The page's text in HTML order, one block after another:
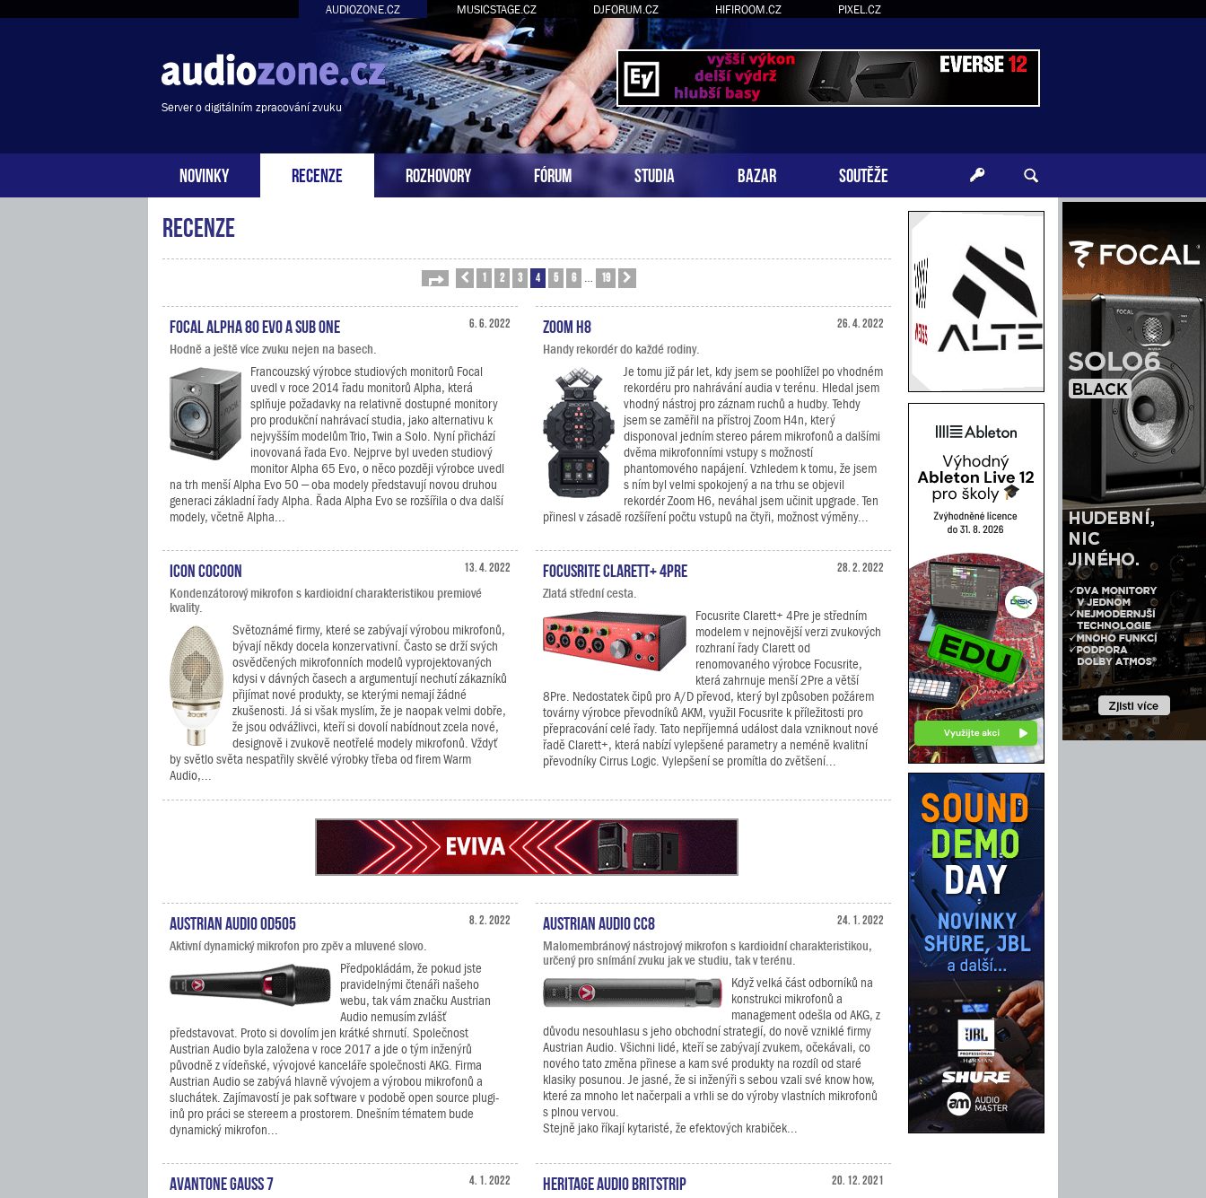
AUDIOZONE.CZ MUSICSTAGE.CZ DJFORUM.CZ HIFIROOM.CZ PIXEL.CZ
Server o digitálním zpracování zvuku
NOVINKY RECENZE ROZHOVORY FÓRUM STUDIA BAZAR SOUTĚŽE
Recenze
Stránka zPředchozí
1 2 3 4 5 6 19
6. 6. 2022
Focal Alpha 80 Evo a Sub One
Hodně a ještě více zvuku nejen na basech.
Francouzský výrobce studiových monitorů Focal
uvedl v roce 2014 řadu monitorů Alpha, která
splňuje požadavky na relativně dostupné monitory
pro produkční nahrávací studia, jako alternativu k
nejvyšším modelům Trio, Twin a Solo. Nyní přichází
inovovaná řada Evo. Nejprve byl uveden studiový
monitor Alpha 65 Evo, o něco později výrobce uvedl
na trh menší Alpha Evo 50 – oba modely představují novou druhou
generaci základní řady Alpha. Řada Alpha Evo se rozšířila o dva další
modely, včetně Alpha...
26. 4. 2022
Zoom H8
Handy rekordér do každé rodiny.
Je tomu již pár let, kdy jsem se poohlížel po vhodném
rekordéru pro nahrávání audia v terénu. Hledal jsem
vhodný nástroj pro záznam ruchů a hudby. Tehdy
jsem se zaměřil na přístroj Zoom H4n, který
disponoval jedním stereo párem mikrofonů a dalšími
dvěma mikrofonními vstupy s možností
phantomového napájení. Vzhledem k tomu, že jsem
s ním byl velmi spokojený a na trhu se objevil
rekordér Zoom H6, neváhal jsem učinit upgrade. Ten
přinesl v zásadě rozšíření počtu vstupů na čtyři, možnost výměny...
13. 4. 2022
iCON Cocoon
Kondenzátorový mikrofon s kardioidní charakteristikou premiové
kvality.
Světoznámé firmy, které se zabývají výrobou mikrofonů,
bývají někdy docela konzervativní. Často se drží svých
osvědčených mikrofonních modelů vyprojektovaných
kdysi v dávných časech a argumentují nechutí zákazníků
přijímat nové produkty, se kterými nemají žádné
zkušenosti. Já si však myslím, že je naopak velmi dobře,
že jsou odvážlivci, kteří si dovolí nabídnout zcela nové,
designově i zvukově neotřelé modely mikrofonů. Vždyť
by světlo světa nespatřily skvělé výrobky třeba od firem Warm
Audio,...
28. 2. 2022
Focusrite Clarett+ 4Pre
Zlatá střední cesta.
Focusrite Clarett+ 4Pre je středním
modelem v nejnovější verzi zvukových
rozhraní řady Clarett od
renomovaného výrobce Focusrite,
která zahrnuje menší 2Pre a větší
8Pre. Nedostatek čipů pro A/D převod, který byl způsoben požárem
továrny výrobce převodníků AKM, využil Focusrite k příležitosti pro
přepracování celé řady. Tato nepříjemná událost dala vzniknout nové
řadě Clarett+, která nabízí vylepšené parametry a neméně kvalitní
převodníky Cirrus Logic. Vylepšení se promítla do zvětšení...
8. 2. 2022
Austrian Audio OD505
Aktivní dynamický mikrofon pro zpěv a mluvené slovo.
Předpokládám, že pokud jste
pravidelnými čtenáři našeho
webu, tak vám značku Austrian
Audio nemusím zvlášť
představovat. Proto si dovolím jen krátké shrnutí. Společnost
Austrian Audio byla založena v roce 2017 a jde o tým inženýrů
původně z vídeňské, vývojové kanceláře společnosti AKG. Firma
Austrian Audio se zabývá hlavně vývojem a výrobou mikrofonů a
sluchátek. Zajímavostí je pak software v podobě open source plugi-
inů pro práci se stereem a prostorem. Dnešním tématem bude
dynamický mikrofon...
24. 1. 2022
Austrian Audio CC8
Malomembránový nástrojový mikrofon s kardioidní charakteristikou,
určený pro snímání zvuku jak ve studiu, tak v terénu.
Když velká část odborníků na
konstrukci mikrofonů a
management odešla od AKG, z
důvodu nesouhlasu s jeho obchodní strategií, do nově vzniklé firmy
Austrian Audio. Všichni lidé, kteří se zabývají zvukem, očekávali, co
nového tato změna přinese a kam své produkty na rozdíl od staré
klasiky posunou. Je jasné, že si inženýři s sebou vzali své know how,
které za mnoho let načerpali a vrhli se do výroby vlastních mikrofonů
s plnou vervou.
Stejně jako říkají kytaristé, že efektových krabiček...
4. 1. 2022
Avantone Gauss 7 20. 12. 2021
Heritage Audio BritStrip